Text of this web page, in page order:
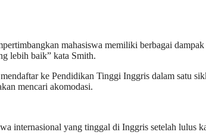
mahasiswa memiliki berbagai
lebih baik” kata Smith.
ke Pendidikan Tinggi Inggris dalam satu
mencari akomodasi.
internasional yang tinggal di Inggris setelah lulus